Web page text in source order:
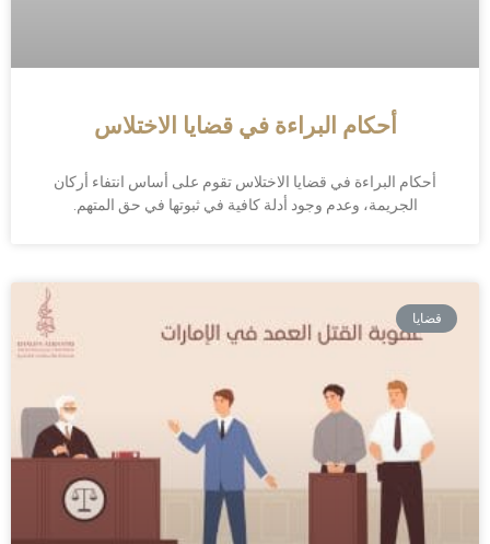
أحكام البراءة في قضايا الاختلاس
أحكام البراءة في قضايا الاختلاس تقوم على أساس انتفاء أركان
الجريمة، وعدم وجود أدلة كافية في ثبوتها في حق المتهم.
قضايا